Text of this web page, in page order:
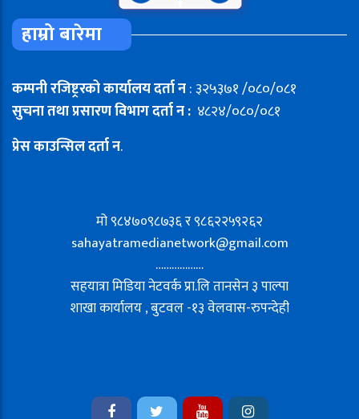
हाम्रो बारेमा
कम्पनी रजिष्ट्ररको कार्यालय दर्ता न: ३२५३७१ /०८०/०८१
सुचना तथा प्रसारण विभाग दर्ता न : ४८२४/०८०/०८१
प्रेस काउन्सिल दर्ता न.
मो ९८४७०९८७३६ र ९८६२२५९२६२
sahayatramedianetwork@gmail.com
………………
सहयात्रा मिडिया नेटवर्क प्रा.लि तानसेन ३ पाल्पा
शाखा कार्यालय , बुटवल -१३ वेलवास-रुपन्देही